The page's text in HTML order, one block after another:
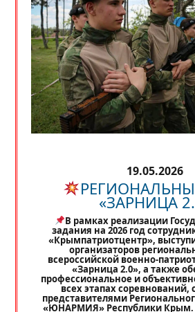
19.05.2026
«ЗАРНИЦА
В рамках реализации
задания на 2026 год
«Крымпатриотцентр»,
организаторов
всероссийской военно-
«Зарница 2.0», а также
профессиональное и
всех этапах соревнований,
представителями
«ЮНАРМИЯ» Республики Крым.